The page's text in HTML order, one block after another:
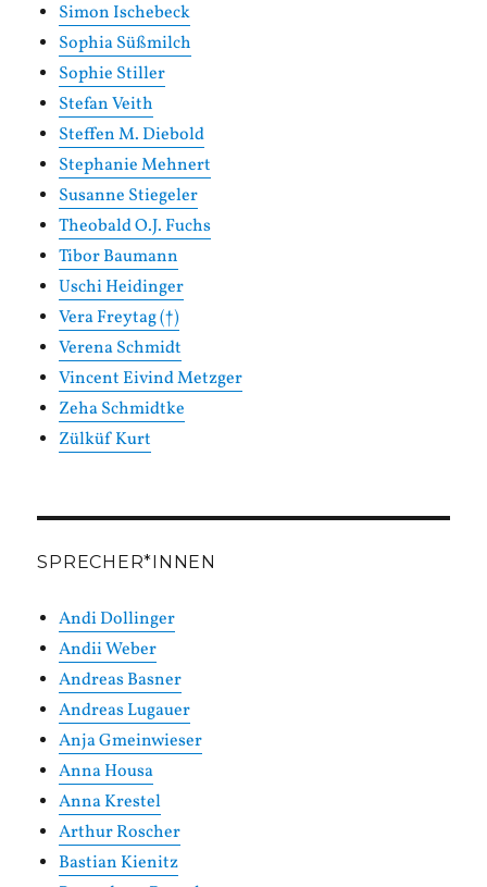
Simon Ischebeck
Sophia Süßmilch
Sophie Stiller
Stefan Veith
Steffen M. Diebold
Stephanie Mehnert
Susanne Stiegeler
Theobald O.J. Fuchs
Tibor Baumann
Uschi Heidinger
Vera Freytag (†)
Verena Schmidt
Vincent Eivind Metzger
Zeha Schmidtke
Zülküf Kurt
SPRECHER*INNEN
Andi Dollinger
Andii Weber
Andreas Basner
Andreas Lugauer
Anja Gmeinwieser
Anna Housa
Anna Krestel
Arthur Roscher
Bastian Kienitz